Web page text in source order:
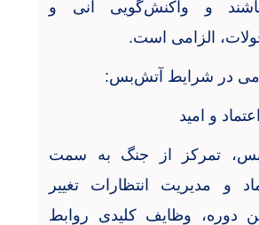
باشند و واکنش‌گویی آنی و
الزامی است.
در شرایط آتش‌بس:
و امید
تمرکز از جنگ به سمت
و مدیریت انتظارات تغییر
دوره، وظایف کلیدی روابط